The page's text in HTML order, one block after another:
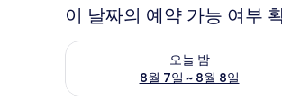
이 날짜의 예약 가능 여부
오늘 밤
8월 7일 ~ 8월 8일
오늘 밤 예약 가능 여부 확인, 8월 7